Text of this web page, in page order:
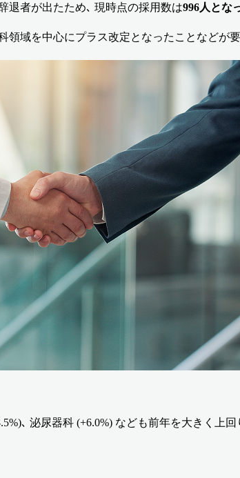
退者が出たため､ 現時点の採用数は996人とな
領域を中心にプラス改定となったことなどが
､ 泌尿器科 (+6.0%) なども前年を大きく上